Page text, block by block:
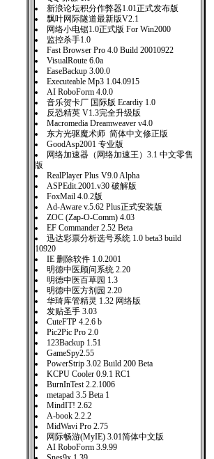
新浪论坛积分作弊器1.01正式发布版
飘叶网际隧道最新版V2.1
网络小电锯1.0正式版 For Win2000
监控杀手1.0
Fast Browser Pro 4.0 Build 20010922
VisualRoute 6.0a
EaseBackup 3.00.0
Executeable Mp3 1.04.0915
AI RoboForm 4.0.0
音乐贺卡厂 国际版 Ecardiy 1.0
反恐精英 V1.3完全升级版
Macromedia Dreamweaver v4.0
东方光驱魔术师 简体中文修正版
GoodAsp2001 专业版
网络加速器（网络加速王）3.1 中文零售
版
RealPlayer Plus V9.0 Alpha
ASPEdit.2001.v30 破解版
FoxMail 4.0.2版
Ad-Aware v.5.62 Plus正式安装版
ZOC (Zap-O-Comm) 4.03
EF Commander 2.52 Beta
迅达彩票分析选号系统 1.0 beta3 build
10920
IE 删除软件 1.0.2001
明德中医顾问系统 2.20
明德中医百草园 1.3
明德中医方剂园 2.20
华琦库管精灵 1.32 网络版
发贴圣手 3.03
CuteFTP 4.2.6 b
Pic2Pic Pro 2.0
123Backup 1.51
GameSpy2.55
PowerStrip 3.02 Build 200 Beta
KCPU Cooler 0.9.1 RC1
BurnInTest 2.2.1006
metapad 3.5 Beta 1
MindIT! 2.62
A-book 2.2.2
MidWavi Pro 2.75
网际畅游(MyIE) 3.01简体中文版
AI RoboForm 3.9.99